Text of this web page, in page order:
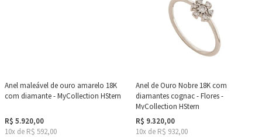
Anel maleável de ouro amarelo 18K
com diamante - MyCollection HStern
R$ 5.920,00
10x de R$ 592,00
Anel de Ouro Nobre 18K com
diamantes cognac - Flores -
MyCollection HStern
R$ 9.320,00
10x de R$ 932,00